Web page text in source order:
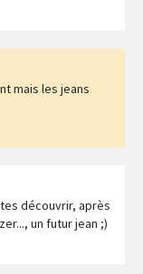
mais les jeans
découvrir, après
un futur jean ;)